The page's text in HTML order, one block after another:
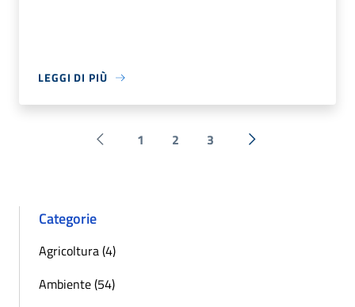
LEGGI DI PIÙ
Pagina precedente
1 2 3 Successiva »
Categorie
Agricoltura (4)
Ambiente (54)